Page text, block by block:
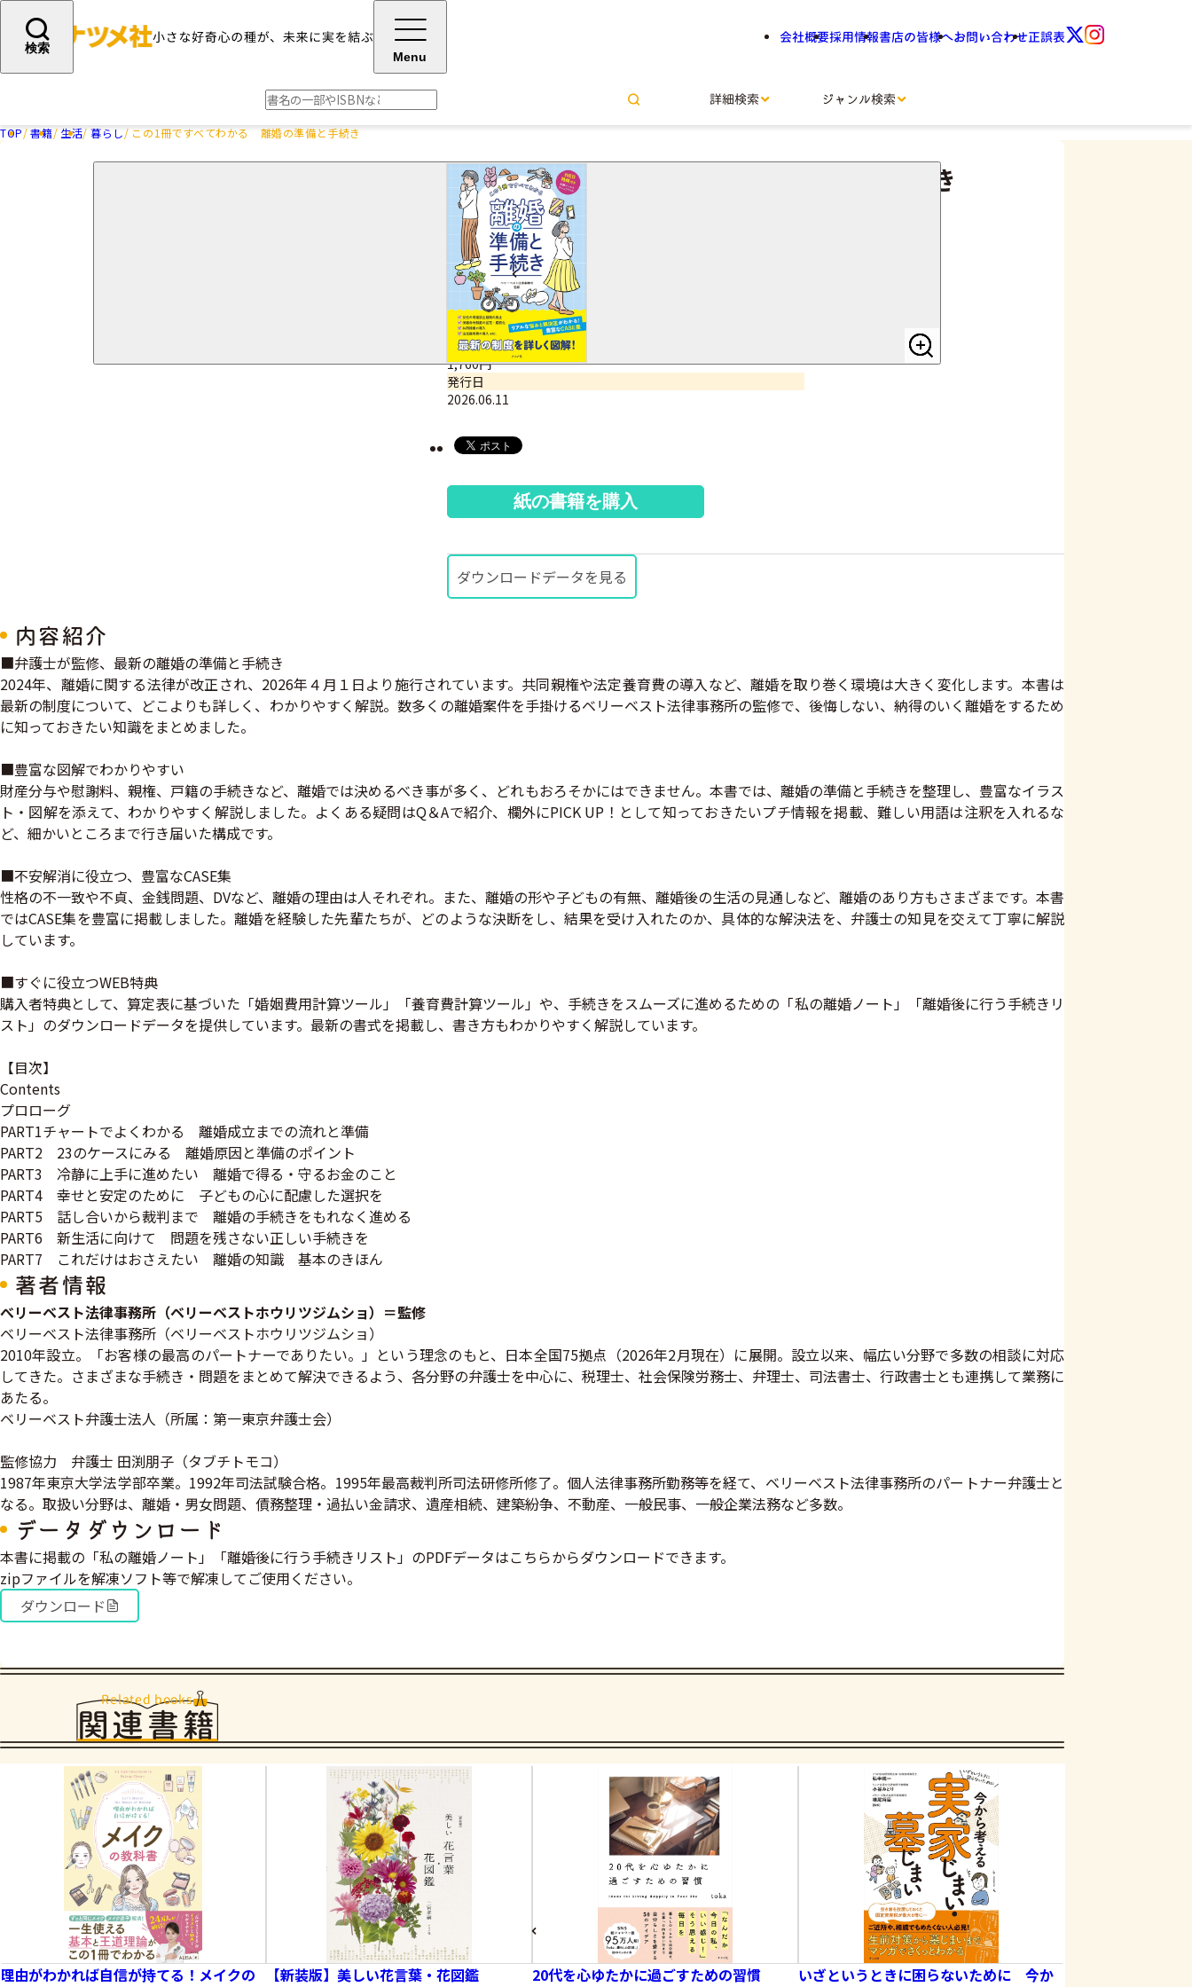
会社概要採用情報書店の皆様へお問い合わせ正誤表
検索
Menu
詳細検索 ジャンル検索
TOP 書籍 生活 暮らし この1冊ですべてわかる 離婚の準備と手続き
この1冊ですべてわかる 離婚の準備と手続き
べリーベスト法律事務所＝監修
サイズ・ページ数
A5判・272ページ
ISBNコード
9784816378904
価格（税込）
1,760円
発行日
2026.06.11
紙の書籍を購入
ダウンロードデータを見る
内容紹介
■弁護士が監修、最新の離婚の準備と手続き
2024年、離婚に関する法律が改正され、2026年４月１日より施行されています。共同親権や法定養育費の導入など、離婚を取り巻く環境は大きく変化します。本書は
最新の制度について、どこよりも詳しく、わかりやすく解説。数多くの離婚案件を手掛けるベリーベスト法律事務所の監修で、後悔しない、納得のいく離婚をするため
に知っておきたい知識をまとめました。
■豊富な図解でわかりやすい
財産分与や慰謝料、親権、戸籍の手続きなど、離婚では決めるべき事が多く、どれもおろそかにはできません。本書では、離婚の準備と手続きを整理し、豊富なイラス
ト・図解を添えて、わかりやすく解説しました。よくある疑問はQ＆Aで紹介、欄外にPICK UP！として知っておきたいプチ情報を掲載、難しい用語は注釈を入れるな
ど、細かいところまで行き届いた構成です。
■不安解消に役立つ、豊富なCASE集
性格の不一致や不貞、金銭問題、DVなど、離婚の理由は人それぞれ。また、離婚の形や子どもの有無、離婚後の生活の見通しなど、離婚のあり方もさまざまです。本書
ではCASE集を豊富に掲載しました。離婚を経験した先輩たちが、どのような決断をし、結果を受け入れたのか、具体的な解決法を、弁護士の知見を交えて丁寧に解説
しています。
■すぐに役立つWEB特典
購入者特典として、算定表に基づいた「婚姻費用計算ツール」「養育費計算ツール」や、手続きをスムーズに進めるための「私の離婚ノート」「離婚後に行う手続きリ
スト」のダウンロードデータを提供しています。最新の書式を掲載し、書き方もわかりやすく解説しています。
【目次】
Contents
プロローグ
PART1チャートでよくわかる 離婚成立までの流れと準備
PART2 23のケースにみる 離婚原因と準備のポイント
PART3 冷静に上手に進めたい 離婚で得る・守るお金のこと
PART4 幸せと安定のために 子どもの心に配慮した選択を
PART5 話し合いから裁判まで 離婚の手続きをもれなく進める
PART6 新生活に向けて 問題を残さない正しい手続きを
PART7 これだけはおさえたい 離婚の知識 基本のきほん
著者情報
べリーベスト法律事務所（ベリーベストホウリツジムショ）＝監修
ベリーベスト法律事務所（ベリーベストホウリツジムショ）
2010年設立。「お客様の最高のパートナーでありたい。」という理念のもと、日本全国75拠点（2026年2月現在）に展開。設立以来、幅広い分野で多数の相談に対応
してきた。さまざまな手続き・問題をまとめて解決できるよう、各分野の弁護士を中心に、税理士、社会保険労務士、弁理士、司法書士、行政書士とも連携して業務に
あたる。
ベリーベスト弁護士法人（所属：第一東京弁護士会）
監修協力 弁護士 田渕朋子（タブチトモコ）
1987年東京大学法学部卒業。1992年司法試験合格。1995年最高裁判所司法研修所修了。個人法律事務所勤務等を経て、ベリーベスト法律事務所のパートナー弁護士と
なる。取扱い分野は、離婚・男女問題、債務整理・過払い金請求、遺産相続、建築紛争、不動産、一般民事、一般企業法務など多数。
データダウンロード
本書に掲載の「私の離婚ノート」「離婚後に行う手続きリスト」のPDFデータはこちらからダウンロードできます。
zipファイルを解凍ソフト等で解凍してご使用ください。
ダウンロード
Related books
関連書籍
理由がわかれば自信が持てる！メイクの
【新装版】美しい花言葉・花図鑑 20代を心ゆたかに過ごすための習慣
いざというときに困らないために 今か